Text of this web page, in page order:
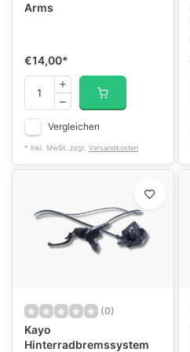
Arms
€14,00*
Vergleichen
* Inkl. MwSt. zzgl. Versandkosten
(0)
Kayo
Hinterradbremssystem